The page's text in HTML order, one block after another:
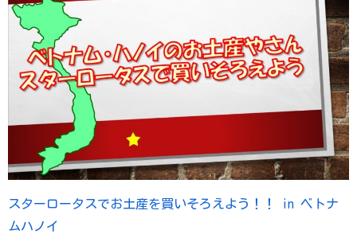
スターロータスでお土産を買いそろえよう！！ in ベトナ
ムハノイ